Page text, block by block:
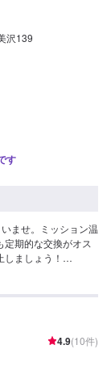
沢139
す
ませ。ミッション温
期的な交換がオス
ましょう！
4.9(10件)